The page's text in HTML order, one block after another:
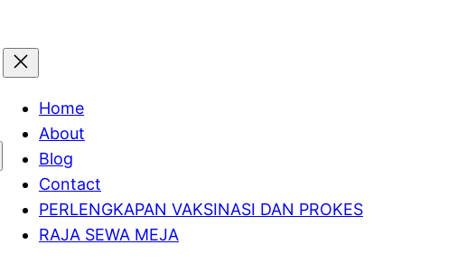
Home
About
Blog
Contact
PERLENGKAPAN VAKSINASI DAN PROKES
RAJA SEWA MEJA